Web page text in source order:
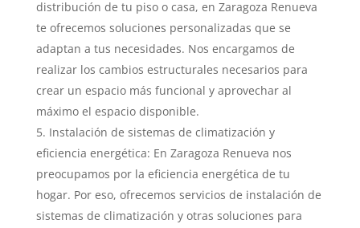
distribución de tu piso o casa, en Zaragoza Renueva
te ofrecemos soluciones personalizadas que se
adaptan a tus necesidades. Nos encargamos de
realizar los cambios estructurales necesarios para
crear un espacio más funcional y aprovechar al
máximo el espacio disponible.
Instalación de sistemas de climatización y
eficiencia energética: En Zaragoza Renueva nos
preocupamos por la eficiencia energética de tu
hogar. Por eso, ofrecemos servicios de instalación de
sistemas de climatización y otras soluciones para